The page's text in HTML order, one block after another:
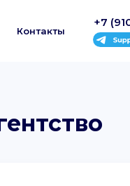
Контакты
+7